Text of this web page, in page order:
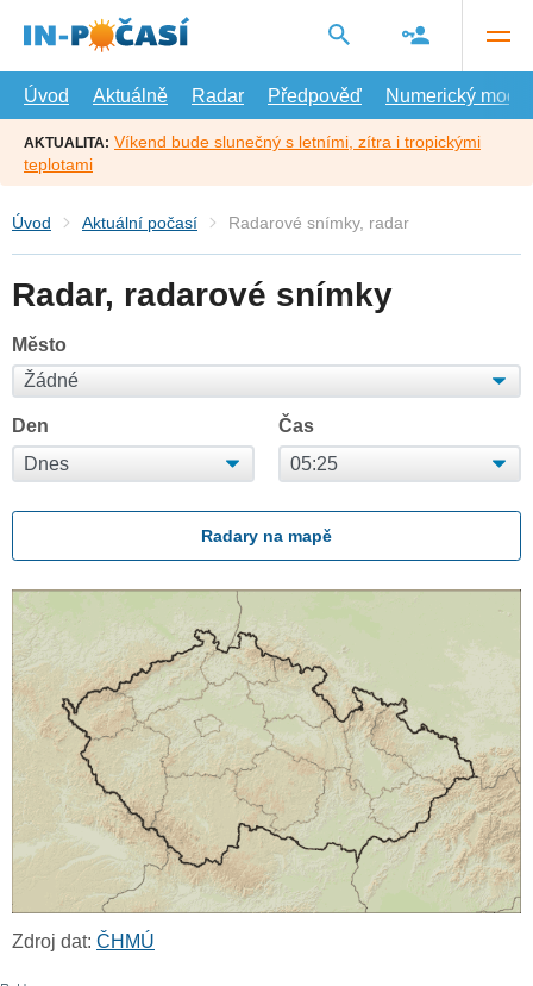
hlavní
Úvod
Aktuálně Radar Předpověď Numerický model
AKTUALITA: Víkend bude slunečný s letními, zítra i tropickými
teplotami
Úvod Aktuální počasí Radarové snímky, radar
Radar, radarové snímky
Město
Den Čas
Radary na mapě
Zdroj dat: ČHMÚ